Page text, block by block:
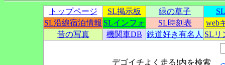
トップページ SL掲示板 緑の草子
SL沿線宿泊情報 SLインフォ SL時刻表
web
昔の写真
機関車DB 鉄道好き有名人 SLリ
デゴイチよく走る!内を検索